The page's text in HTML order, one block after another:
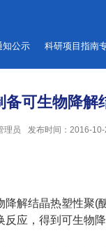
知公示 科研项目指南
备可生物降
理员 发布时间：2016-10-
降解结晶热塑性聚(
应，得到可生物